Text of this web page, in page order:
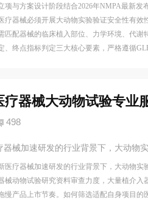
项与方案设计阶段结合2026年NMPA最新
疗器械必须开展大动物实验验证安全性有效
匹配器械的临床植入部位、力学环境、代谢
、终点指标判定三大核心要素，严格遵循
疗器械大动物试验专业
498
器械加速研发的行业背景下，大动物
医疗器械加速研发的行业背景下，大动物
械动物试验研究资料审查力度，大量植介
慢产品上市节奏。如何筛选适配自身项目